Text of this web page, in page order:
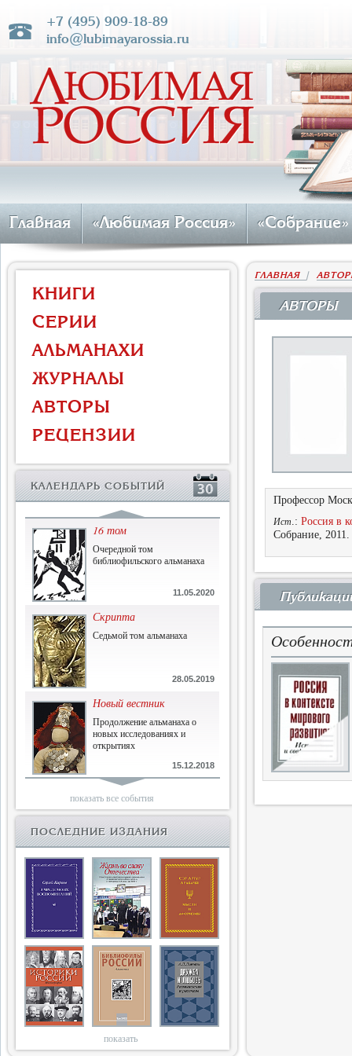
+7 (495) 909-18-89
info@lubimayarossia.ru
Главная «Любимая Россия» «Собрание»
КНИГИ
СЕРИИ
АЛЬМАНАХИ
ЖУРНАЛЫ
АВТОРЫ
РЕЦЕНЗИИ
КАЛЕНДАРЬ СОБЫТИЙ
Власть и церковь
Противостояние во время
массового голода
История и историческая
исторической мысли
16 том
Очередной том
библиофильского альманаха
11.05.2020
Скрипта
Седьмой том альманаха
28.05.2019
Новый вестник
Продолжение альманаха о
новых исследованиях и
открытиях
15.12.2018
Библиофилам
Четырнадцатый и не последний
Двенадцатый
Новый том Вестника истории,
литературы, искусства
25.09.2017
Книги блокады
Последняя книга Т.В.Сталевой
15.06.2017
Энциклопедия историков
показать все события
ПОСЛЕДНИЕ ИЗДАНИЯ
показать
ГЛАВНАЯ |
АВТОРЫ
Профессор
Ист.: Россия в
Собрание, 2011.